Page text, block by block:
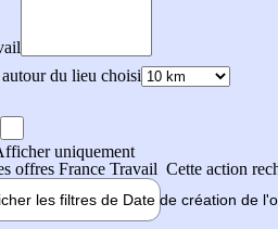
du lieu choisi
uniquement
offres France Travail Cette action
les filtres de Date de création de